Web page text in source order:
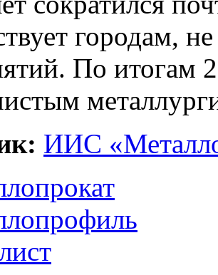
По итогам
ИИС